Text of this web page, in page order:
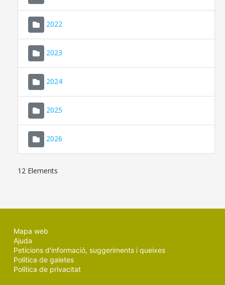
2022
2023
2024
2025
2026
12 Elements
Mapa web
Ajuda
Peticions d'informació, suggeriments i queixes
Política de galetes
Política de privacitat